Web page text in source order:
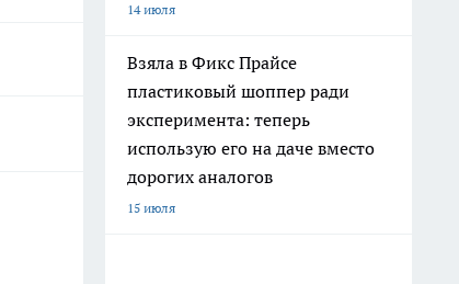
14 июля
Взяла в Фикс Прайсе
пластиковый шоппер ради
эксперимента: теперь
использую его на даче вместо
дорогих аналогов
15 июля